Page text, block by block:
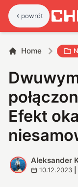
powrót
Home
Efekt
A
Aleksander
10.12.2023